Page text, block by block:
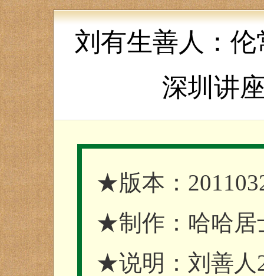
刘有生善人：
深圳讲
★版本：
★制作：哈哈居
★说明：刘善人